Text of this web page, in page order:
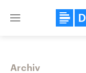
Close
Archiv